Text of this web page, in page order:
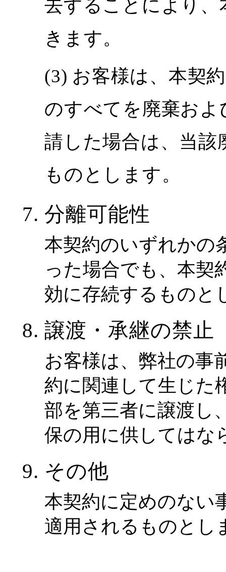
去することにより
きます。
お客様は、本契
のすべてを廃棄お
請した場合は、当該
ものとします。
分離可能性
本契約のいずれかの
った場合でも、本契
効に存続するものと
譲渡・承継の禁止
お客様は、弊社の事
約に関連して生じた
部を第三者に譲渡し
保の用に供してはな
その他
本契約に定めのない
適用されるものとし